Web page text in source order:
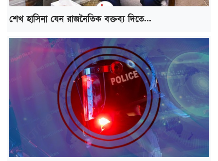
শেখ হাসিনা যেন রাজনৈতিক বক্তব্য দিতে...